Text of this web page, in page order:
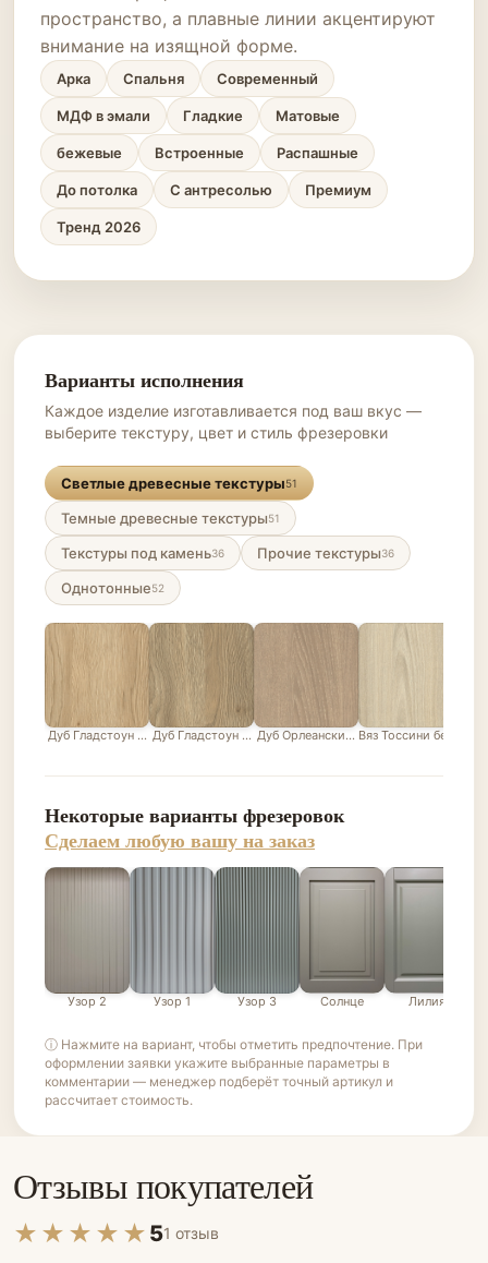
пространство, а плавные линии акцентируют
внимание на изящной форме.
Арка Спальня Современный
МДФ в эмали Гладкие Матовые
бежевые Встроенные Распашные
До потолка С антресолью Премиум
Тренд 2026
Варианты исполнения
Каждое изделие изготавливается под ваш вкус —
выберите текстуру, цвет и стиль фрезеровки
Светлые древесные текстуры51
Темные древесные текстуры51
Текстуры под камень36 Прочие текстуры36
Однотонные52
Дуб Гладстоун песочныйДуб Гладстоун серо-бежевыйДуб Орлеанский песочно-бежевый
Вяз Тоссини белый
Некоторые варианты фрезеровок
Сделаем любую вашу на заказ
Узор 2 Узор 1 Узор 3 Солнце Лилия
ⓘ Нажмите на вариант, чтобы отметить предпочтение. При
оформлении заявки укажите выбранные параметры в
комментарии — менеджер подберёт точный артикул и
рассчитает стоимость.
Отзывы покупателей
★★★★★ 51 отзыв